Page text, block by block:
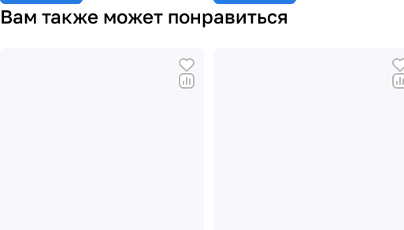
Вам также может понравиться